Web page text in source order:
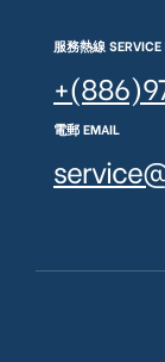
服務熱線
電郵 EMAIL